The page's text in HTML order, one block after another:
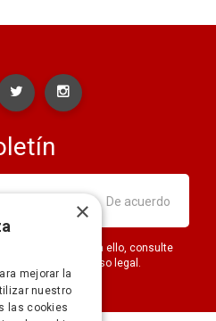
momento. Para ello, consulte
contacto en el aviso legal.
×
mejorar la
nuestro
las cookies